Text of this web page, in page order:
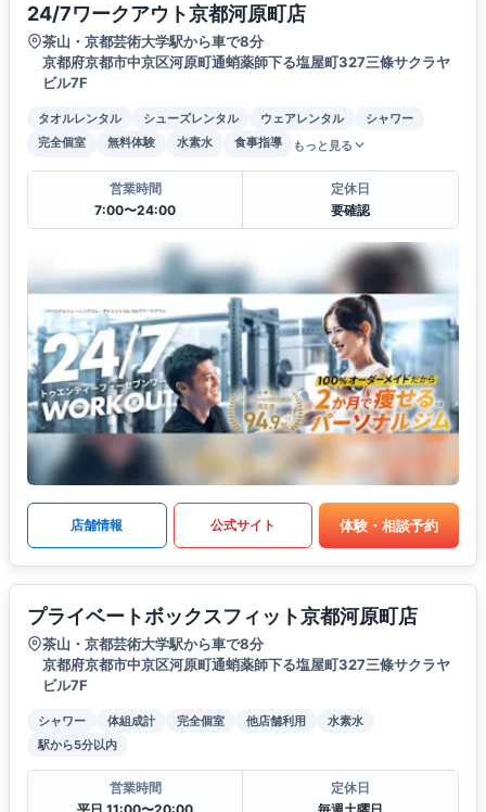
24/7ワークアウト京都河原町店
茶山・京都芸術大学駅から車で8分
京都府京都市中京区河原町通蛸薬師下る塩屋町327三條サクラヤ
ビル7F
タオルレンタル シューズレンタル ウェアレンタル
シャワー
完全個室
無料体験 水素水 食事指導 もっと見る
営業時間
7:00〜24:00
定休日
要確認
店舗情報 公式サイト 体験・相談予約
プライベートボックスフィット京都河原町店
茶山・京都芸術大学駅から車で8分
京都府京都市中京区河原町通蛸薬師下る塩屋町327三條サクラヤ
ビル7F
シャワー 体組成計 完全個室 他店舗利用
水素水
駅から5分以内
営業時間
定休日